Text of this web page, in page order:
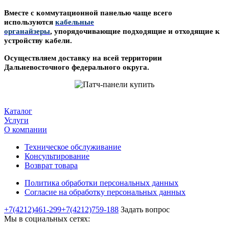
Вместе с коммутационной панелью чаще всего
используются кабельные
органайзеры, упорядочивающие подходящие и отходящие к
устройству кабели.
Осуществляем доставку на всей территории
Дальневосточного федерального округа.
Каталог
Услуги
О компании
Техническое обслуживание
Консультирование
Возврат товара
Политика обработки персональных данных
Согласие на обработку персональных данных
+7(4212)461-299+7(4212)759-188 Задать вопрос
Мы в социальных сетях: